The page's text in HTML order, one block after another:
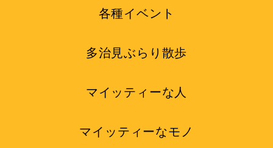
各種イベント
多治見ぶらり散歩
マイッティーな人
マイッティーなモノ